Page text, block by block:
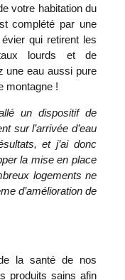
votre habitation du
complété par une
qui retirent les
lourds et de
une eau aussi pure
montagne !
un dispositif de
sur l’arrivée d’eau
et j’ai donc
la mise en place
logements ne
d’amélioration de
la santé de nos
produits sains afin